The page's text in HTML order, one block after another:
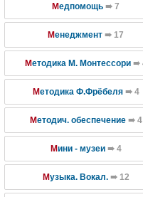
Медпомощь ➠ 7
Менеджмент ➠ 17
Методика М. Монтессори ➠
Методика Ф.Фрёбеля ➠ 4
Методич. обеспечение ➠ 4
Мини - музеи ➠ 4
Музыка. Вокал. ➠ 12